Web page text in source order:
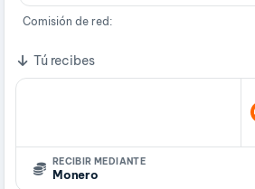
Comisión de red:
Tú recibes
RECIBIR MEDIANTE
Monero